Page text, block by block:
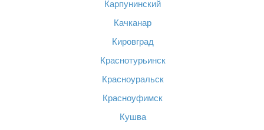
Карпунинский
Качканар
Кировград
Краснотурьинск
Красноуральск
Красноуфимск
Кушва